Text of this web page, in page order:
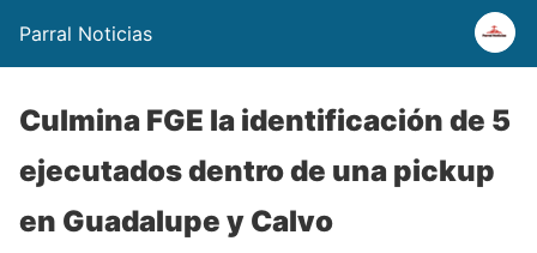
Parral Noticias
Culmina FGE la identificación de 5
ejecutados dentro de una pickup
en Guadalupe y Calvo